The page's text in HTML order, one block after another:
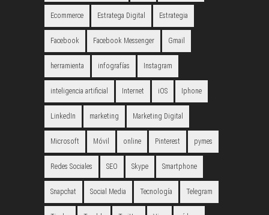
Ecommerce Estratega Digital Estrategia
Facebook Facebook Messenger Gmail
herramienta infografías Instagram
inteligencia artificial Internet iOS Iphone
LinkedIn marketing Marketing Digital
Microsoft Móvil online Pinterest pymes
Redes Sociales SEO Skype Smartphone
Snapchat Social Media Tecnología Telegram